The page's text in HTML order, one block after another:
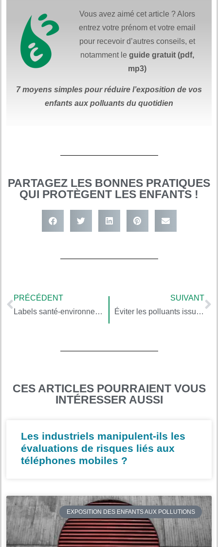
Vous avez aimé cet article ? Alors
entrez votre prénom et votre email
pour recevoir d’autres conseils, et
notamment le guide gratuit (pdf,
mp3)
7 moyens simples pour réduire l’exposition de vos
enfants aux polluants du quotidien
PARTAGEZ LES BONNES PRATIQUES
QUI PROTÈGENT LES ENFANTS !
PRÉCÉDENT
Labels santé-environnement – Toxique Planète, d’André Cicolella
SUIVANT
Éviter les polluants issus des vêtements – Comment naissent les maladies, de Dominique Belpomme
CES ARTICLES POURRAIENT VOUS
INTÉRESSER AUSSI
Les industriels manipulent-ils les
évaluations de risques liés aux
téléphones mobiles ?
EXPOSITION DES ENFANTS AUX POLLUTIONS